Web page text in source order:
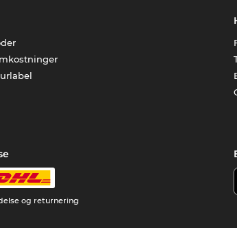
og returnering